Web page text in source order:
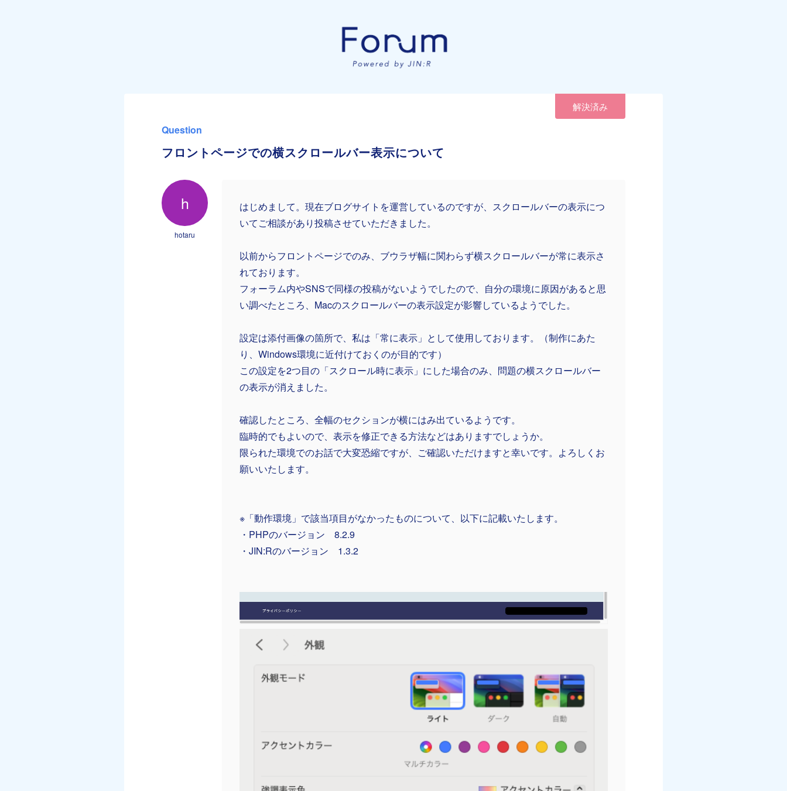
解決済み
Question
フロントページでの横スクロールバー表示について
h
hotaru
はじめまして。現在ブログサイトを運営しているのですが、スクロールバーの表示につ
いてご相談があり投稿させていただきました。
以前からフロントページでのみ、ブウラザ幅に関わらず横スクロールバーが常に表示さ
れております。
フォーラム内やSNSで同様の投稿がないようでしたので、自分の環境に原因があると思
い調べたところ、Macのスクロールバーの表示設定が影響しているようでした。
設定は添付画像の箇所で、私は「常に表示」として使用しております。（制作にあた
り、Windows環境に近付けておくのが目的です）
この設定を2つ目の「スクロール時に表示」にした場合のみ、問題の横スクロールバー
の表示が消えました。
確認したところ、全幅のセクションが横にはみ出ているようです。
臨時的でもよいので、表示を修正できる方法などはありますでしょうか。
限られた環境でのお話で大変恐縮ですが、ご確認いただけますと幸いです。よろしくお
願いいたします。
※「動作環境」で該当項目がなかったものについて、以下に記載いたします。
・PHPのバージョン 8.2.9
・JIN:Rのバージョン 1.3.2